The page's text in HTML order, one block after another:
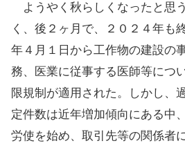
ようやく秋らしくなったと思
く、後２ヶ月で、２０２４年も
年４月１日から工作物の建設の
務、医業に従事する医師等につ
限規制が適用された。しかし、
定件数は近年増加傾向にある中
労使を始め、取引先等の関係者